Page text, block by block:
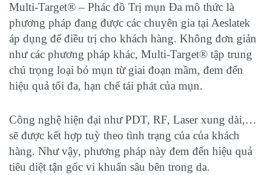
Multi-Target® – Phác đồ Trị mụn Đa mô thức là
phương pháp đang được các chuyên gia tại Aeslatek
áp dụng để điều trị cho khách hàng. Không đơn giản
như các phương pháp khác, Multi-Target® tập trung
chú trọng loại bỏ mụn từ giai đoạn mầm, đem đến
hiệu quả tối đa, hạn chế tái phát của mụn.
Công nghệ hiện đại như PDT, RF, Laser xung dài,…
sẽ được kết hợp tuỳ theo tình trạng của của khách
hàng. Như vậy, phương pháp này đem đến hiệu quả
tiêu diệt tận gốc vi khuẩn sâu bên trong da.